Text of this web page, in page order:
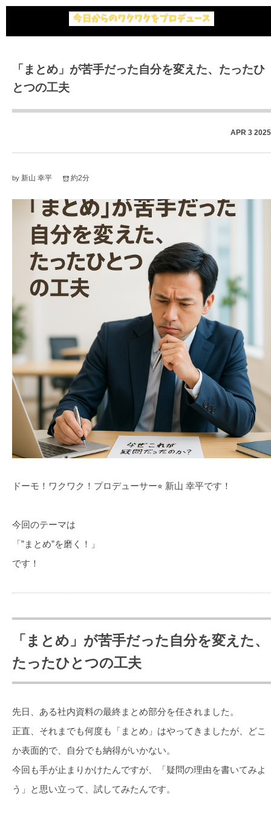
「まとめ」が苦手だった自分を変えた、たったひ
とつの工夫
APR 3 2025
by 新山 幸平 約2分
ドーモ！ワクワク！プロデューサー⭐︎ 新山 幸平です！
今回のテーマは
「”まとめ”を磨く！」
です！
「まとめ」が苦手だった自分を変えた、
たったひとつの工夫
先日、ある社内資料の最終まとめ部分を任されました。
正直、それまでも何度も「まとめ」はやってきましたが、どこ
か表面的で、自分でも納得がいかない。
今回も手が止まりかけたんですが、「疑問の理由を書いてみよ
う」と思い立って、試してみたんです。